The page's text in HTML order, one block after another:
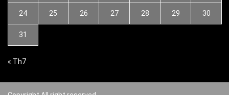
24 25 26 27 28 29 30
31
« Th7